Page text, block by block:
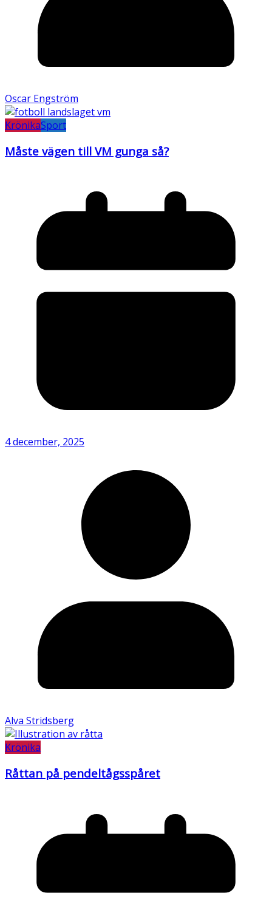
Oscar Engström
KrönikaSport
Måste vägen till VM gunga så?
4 december, 2025
Alva Stridsberg
Krönika
Råttan på pendeltågsspåret